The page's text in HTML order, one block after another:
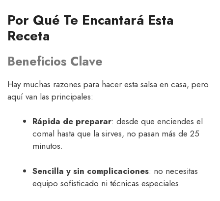
Por Qué Te Encantará Esta
Receta
Beneficios Clave
Hay muchas razones para hacer esta salsa en casa, pero
aquí van las principales:
Rápida de preparar: desde que enciendes el
comal hasta que la sirves, no pasan más de 25
minutos.
Sencilla y sin complicaciones: no necesitas
equipo sofisticado ni técnicas especiales.